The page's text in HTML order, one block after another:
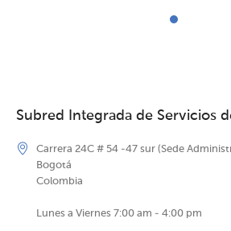
Subred Integrada de Servicios
Carrera 24C # 54 -47 sur (Sede
Bogotá
Colombia
Lunes a Viernes 7:00 am - 4:00 pm